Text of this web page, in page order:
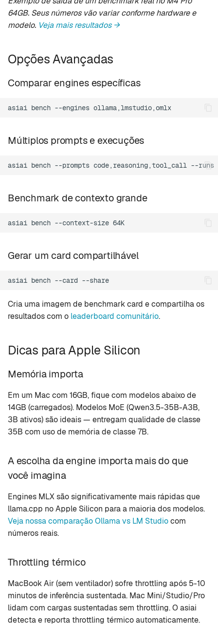
64GB. Seus números vão variar conforme hardware e
modelo. Veja mais resultados →
Opções Avançadas
Comparar engines específicas
asiai bench --engines
Múltiplos prompts e execuções
asiai bench --prompts code,reasoning,tool_call --runs
Benchmark de contexto grande
asiai bench --context-size
Gerar um card compartilhável
asiai bench --card
Cria uma imagem de benchmark card e compartilha os
resultados com o leaderboard comunitário.
Dicas para Apple Silicon
Memória importa
Em um Mac com 16GB, fique com modelos abaixo de
14GB (carregados). Modelos MoE (Qwen3.5-35B-A3B,
3B ativos) são ideais — entregam qualidade de classe
35B com uso de memória de classe 7B.
A escolha da engine importa mais do que
você imagina
Engines MLX são significativamente mais rápidas que
llama.cpp no Apple Silicon para a maioria dos modelos.
Veja nossa comparação Ollama vs LM Studiocom
números reais.
Throttling térmico
MacBook Air (sem ventilador) sofre throttling após 5-10
minutos de inferência sustentada. Mac Mini/Studio/Pro
lidam com cargas sustentadas sem throttling. O asiai
detecta e reporta throttling térmico automaticamente.